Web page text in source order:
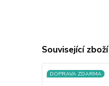
Související zboží
DOPRAVA ZDARMA